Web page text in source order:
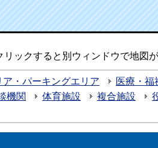
ックすると別ウィンドウで地図が
・パーキングエリア 医療・福
機関 体育施設 複合施設